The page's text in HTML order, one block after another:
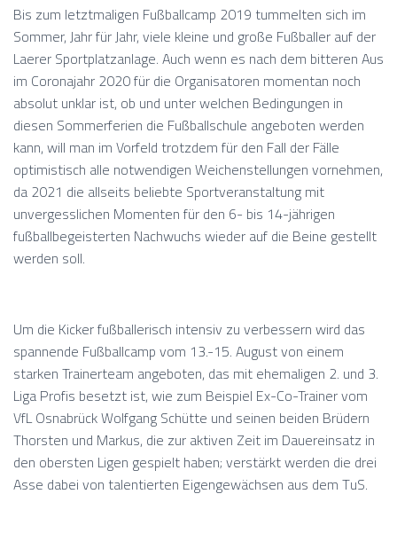
Bis zum letztmaligen Fußballcamp 2019 tummelten sich im
Sommer, Jahr für Jahr, viele kleine und große Fußballer auf der
Laerer Sportplatzanlage. Auch wenn es nach dem bitteren Aus
im Coronajahr 2020 für die Organisatoren momentan noch
absolut unklar ist, ob und unter welchen Bedingungen in
diesen Sommerferien die Fußballschule angeboten werden
kann, will man im Vorfeld trotzdem für den Fall der Fälle
optimistisch alle notwendigen Weichenstellungen vornehmen,
da 2021 die allseits beliebte Sportveranstaltung mit
unvergesslichen Momenten für den 6- bis 14-jährigen
fußballbegeisterten Nachwuchs wieder auf die Beine gestellt
werden soll.
Um die Kicker fußballerisch intensiv zu verbessern wird das
spannende Fußballcamp vom 13.-15. August von einem
starken Trainerteam angeboten, das mit ehemaligen 2. und 3.
Liga Profis besetzt ist, wie zum Beispiel Ex-Co-Trainer vom
VfL Osnabrück Wolfgang Schütte und seinen beiden Brüdern
Thorsten und Markus, die zur aktiven Zeit im Dauereinsatz in
den obersten Ligen gespielt haben; verstärkt werden die drei
Asse dabei von talentierten Eigengewächsen aus dem TuS.